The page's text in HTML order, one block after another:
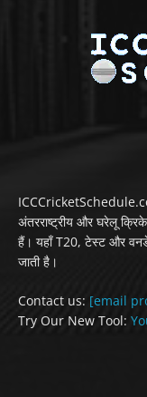
अंतरराष्ट्रीय और घरेलू
हैं। यहाँ T20, टेस्ट और वनडे
जाती है।
Contact us: [email
Try Our New Tool: